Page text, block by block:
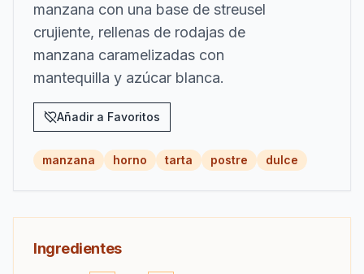
manzana con una base de streusel
crujiente, rellenas de rodajas de
manzana caramelizadas con
mantequilla y azúcar blanca.
Añadir a Favoritos
manzana horno tarta postre dulce
Ingredientes